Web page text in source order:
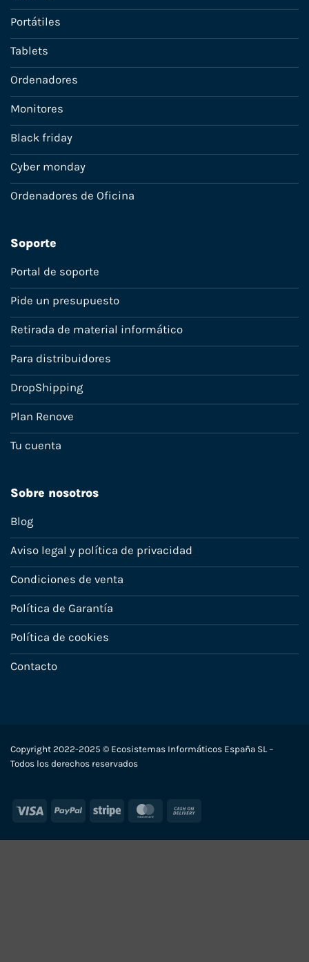
Portátiles
Tablets
Ordenadores
Monitores
Black friday
Cyber monday
Ordenadores de Oficina
Soporte
Portal de soporte
Pide un presupuesto
Retirada de material informático
Para distribuidores
DropShipping
Plan Renove
Tu cuenta
Sobre nosotros
Blog
Aviso legal y política de privacidad
Condiciones de venta
Política de Garantía
Política de cookies
Contacto
Copyright 2022-2025 © Ecosistemas Informáticos España SL –
Todos los derechos reservados
Visa PayPal Stripe MasterCard